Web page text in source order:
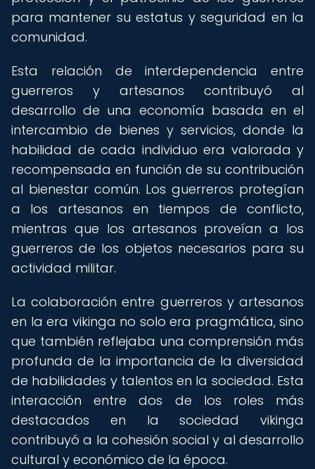
para mantener su estatus y seguridad en la
comunidad.
Esta relación de interdependencia entre
guerreros y artesanos contribuyó al
desarrollo de una economía basada en el
intercambio de bienes y servicios, donde la
habilidad de cada individuo era valorada y
recompensada en función de su contribución
al bienestar común. Los guerreros protegían
a los artesanos en tiempos de conflicto,
mientras que los artesanos proveían a los
guerreros de los objetos necesarios para su
actividad militar.
La colaboración entre guerreros y artesanos
en la era vikinga no solo era pragmática, sino
que también reflejaba una comprensión más
profunda de la importancia de la diversidad
de habilidades y talentos en la sociedad. Esta
interacción entre dos de los roles más
destacados en la sociedad vikinga
contribuyó a la cohesión social y al desarrollo
cultural y económico de la época.